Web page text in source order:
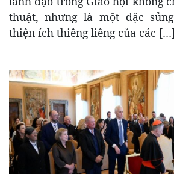
thuật, nhưng là một đặc
thiện ích thiêng liêng của các […]